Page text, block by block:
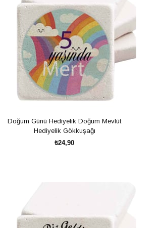
Doğum Günü Hediyelik Doğum Mevlüt
Hediyelik Gökkuşağı
₺24,90